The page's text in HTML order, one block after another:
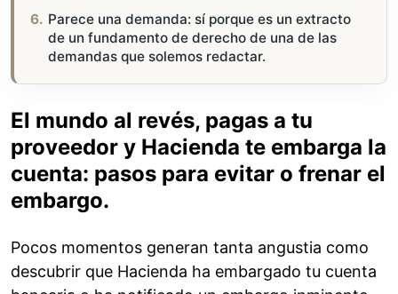
Parece una demanda: sí porque es un extracto
de un fundamento de derecho de una de las
demandas que solemos redactar.
El mundo al revés, pagas a tu
proveedor y Hacienda te embarga la
cuenta: pasos para evitar o frenar el
embargo.
Pocos momentos generan tanta angustia como
descubrir que Hacienda ha embargado tu cuenta